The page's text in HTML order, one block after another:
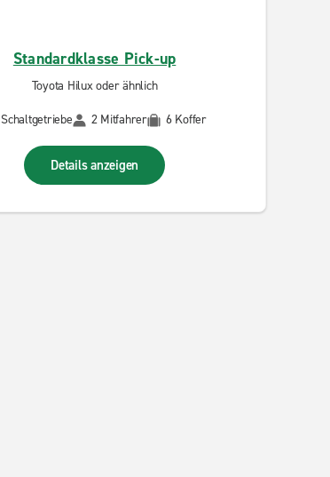
Standardklasse Pick-up
Toyota Hilux oder ähnlich
Schaltgetriebe
2 Mitfahrer 6 Koffer
Details anzeigen